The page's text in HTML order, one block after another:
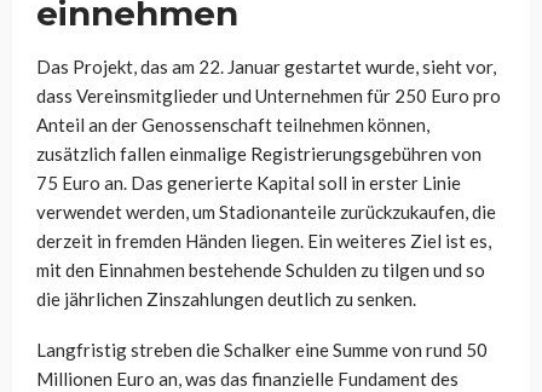
einnehmen
Das Projekt, das am 22. Januar gestartet wurde, sieht vor,
dass Vereinsmitglieder und Unternehmen für 250 Euro pro
Anteil an der Genossenschaft teilnehmen können,
zusätzlich fallen einmalige Registrierungsgebühren von
75 Euro an. Das generierte Kapital soll in erster Linie
verwendet werden, um Stadionanteile zurückzukaufen, die
derzeit in fremden Händen liegen. Ein weiteres Ziel ist es,
mit den Einnahmen bestehende Schulden zu tilgen und so
die jährlichen Zinszahlungen deutlich zu senken.
Langfristig streben die Schalker eine Summe von rund 50
Millionen Euro an, was das finanzielle Fundament des